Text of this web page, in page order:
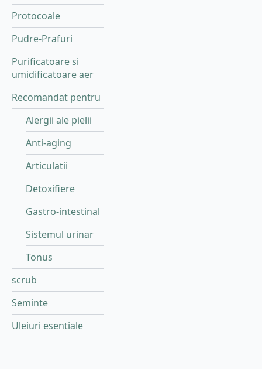
Protocoale
Pudre-Prafuri
Purificatoare si
umidificatoare aer
Recomandat pentru
Alergii ale pielii
Anti-aging
Articulatii
Detoxifiere
Gastro-intestinal
Sistemul urinar
Tonus
scrub
Seminte
Uleiuri esentiale